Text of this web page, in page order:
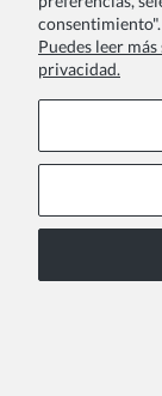
NUEVO
consentimiento".
Puedes leer
privacidad.